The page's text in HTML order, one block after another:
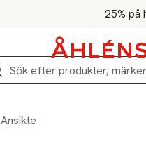
25% på
Ansikte